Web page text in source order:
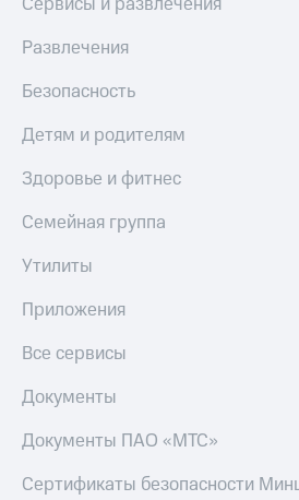
Развлечения
Безопасность
Детям и родителям
Здоровье и фитнес
Семейная группа
Утилиты
Приложения
Все сервисы
Документы
Документы ПАО «МТС»
Сертификаты безопасности